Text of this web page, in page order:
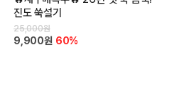
진도 쑥설기
25,000원
9,900원 60%